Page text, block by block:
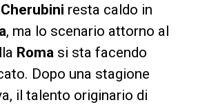
resta caldo in
, ma lo scenario attorno al
Romasi sta facendo
Dopo una stagione
il talento originario di